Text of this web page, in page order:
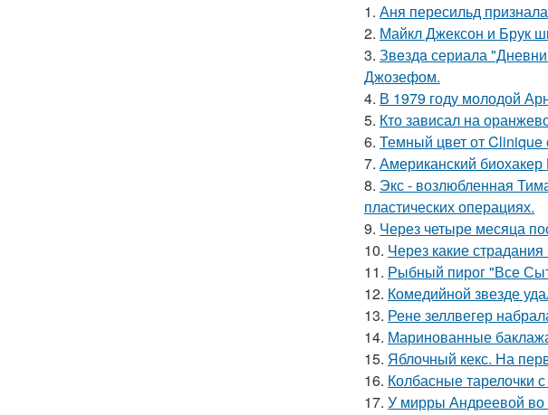
1. Аня пересильд
2. Майкл Джексон и Брук
3. Звeздa сериала
Джозефом.
4. В 1979 году молодой
5. Кто зависал на
6. Темный цвет от Clinique
7. Американский
8. Экс - возлюбленная
пластических операциях.
9. Через четыре месяца
10. Через какие
11. Рыбный пирог "Все
12. Комедийной звезде
13. Рене зеллвегер
14. Маринованные
15. Яблочный кекс. На
16. Колбасные тарелочки
17. У мирры Андреевой во